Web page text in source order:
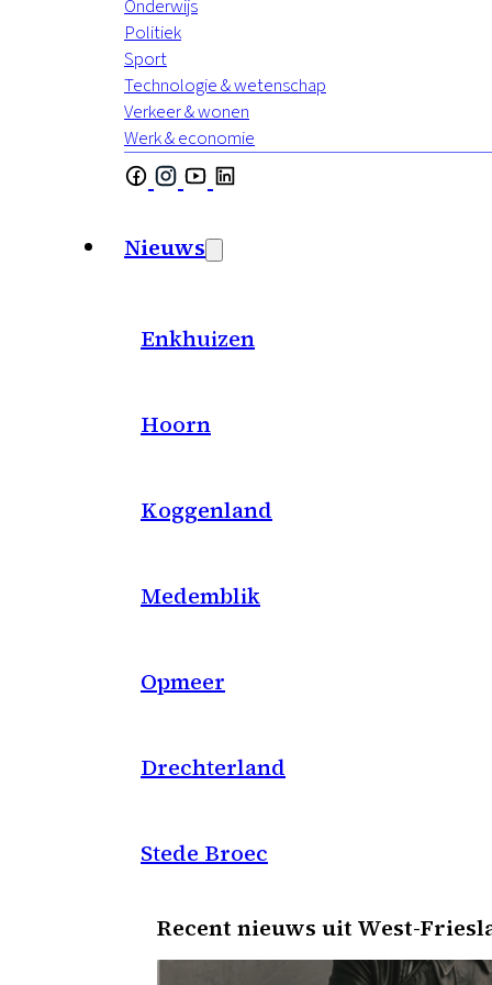
Onderwijs
Politiek
Sport
Technologie & wetenschap
Verkeer & wonen
Werk & economie
Nieuws
Enkhuizen
Hoorn
Koggenland
Medemblik
Opmeer
Drechterland
Stede Broec
Recent nieuws uit West-